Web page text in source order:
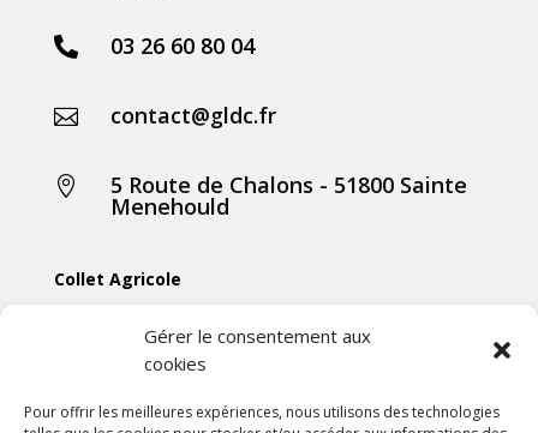
Gérer le consentement aux
cookies
Pour offrir les meilleures expériences, nous utilisons des technologies
 03 26 60 80 04
 contact@gldc.fr
 5 Route de Chalons - 51800 Sainte
Menehould
Collet Agricole
Collet Motoculture
Collet Élevage